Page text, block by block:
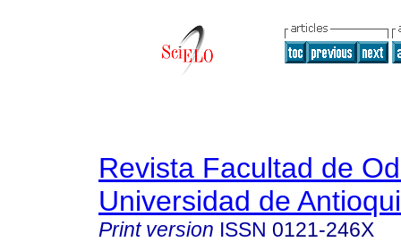
Revista Facultad de
Universidad de
Print version ISSN 0121-246X